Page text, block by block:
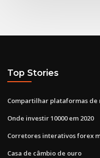
Top Stories
Compartilhar plataformas
Onde investir 10000 em 2020
Corretores interativos forex
Casa de câmbio de ouro